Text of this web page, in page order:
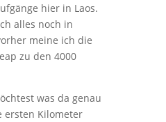
hier in Laos.
alles noch in
meine ich die
zu den 4000
was da genau
ersten Kilometer